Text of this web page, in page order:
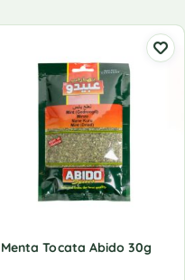
Menta Tocata Abido 30g